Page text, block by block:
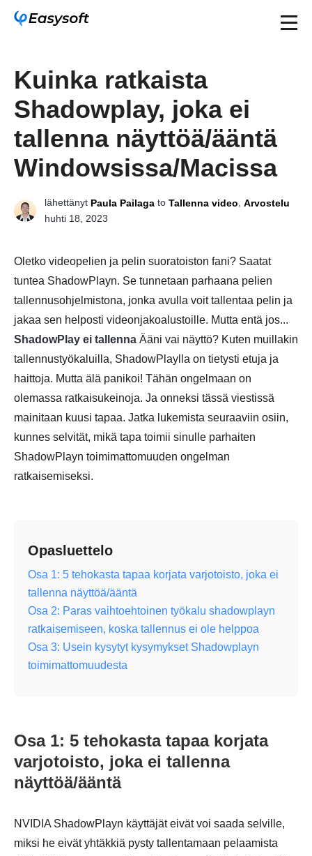
Kuinka ratkaista
Shadowplay, joka ei
tallenna näyttöä/ääntä
Windowsissa/Macissa
lähettänyt Paula Pailaga to Tallenna video Arvostelu
huhti 18, 2023
Oletko videopelien ja pelin suoratoiston fani? Saatat
tuntea ShadowPlayn. Se tunnetaan parhaana pelien
tallennusohjelmistona, jonka avulla voit tallentaa pelin ja
jakaa sen helposti videonjakoalustoille. Mutta entä jos...
ShadowPlay ei tallenna Ääni vai näyttö? Kuten muillakin
tallennustyökaluilla, ShadowPlaylla on tietysti etuja ja
haittoja. Mutta älä panikoi! Tähän ongelmaan on
olemassa ratkaisukeinoja. Ja onneksi tässä viestissä
mainitaan kuusi tapaa. Jatka lukemista seuraaviin osiin,
kunnes selvität, mikä tapa toimii sinulle parhaiten
ShadowPlayn toimimattomuuden ongelman
ratkaisemiseksi.
Opasluettelo
Osa 1: 5 tehokasta tapaa korjata varjotoisto, joka ei
tallenna näyttöä/ääntä
Osa 2: Paras vaihtoehtoinen työkalu shadowplayn
ratkaisemiseen, koska tallennus ei ole helppoa
Osa 3: Usein kysytyt kysymykset Shadowplayn
toimimattomuudesta
Osa 1: 5 tehokasta tapaa korjata
varjotoisto, joka ei tallenna
näyttöä/ääntä
NVIDIA ShadowPlayn käyttäjät eivät voi saada selville,
miksi he eivät yhtäkkiä pysty tallentamaan pelaamista